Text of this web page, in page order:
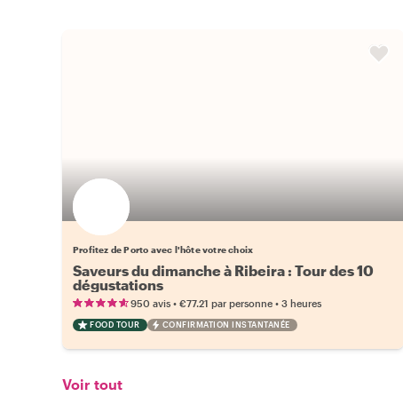
Profitez de Porto avec l'hôte votre choix
Saveurs du dimanche à Ribeira : Tour des 10
dégustations
950 avis • €77.21 par personne • 3 heures
FOOD TOUR CONFIRMATION INSTANTANÉE
Voir tout